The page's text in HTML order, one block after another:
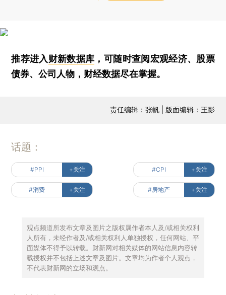
推荐进入财新数据库 ，可随时查阅宏观经济、股票
债券、公司人物，财经数据尽在掌握。
责任编辑：张帆 | 版面编辑：王影
话题：
#PPI +关注 #CPI +关注
#消费 +关注 #房地产 +关注
观点频道所发布文章及图片之版权属作者本人及/或相关权利
人所有，未经作者及/或相关权利人单独授权，任何网站、平
面媒体不得予以转载。财新网对相关媒体的网站信息内容转
载授权并不包括上述文章及图片。文章均为作者个人观点，
不代表财新网的立场和观点。